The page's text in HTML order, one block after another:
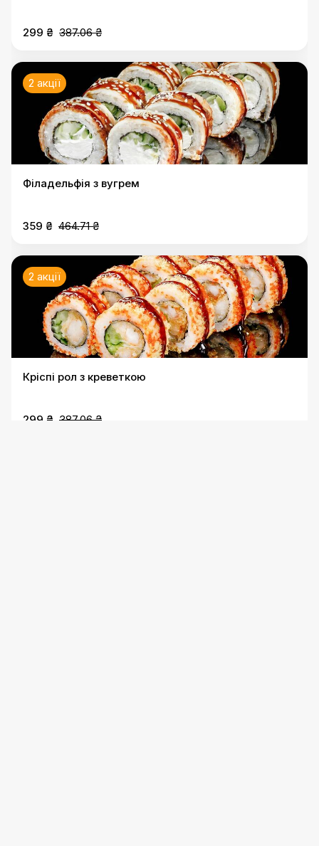
299 ₴ 387.06 ₴
2 акції
Філадельфія з вугрем
359 ₴ 464.71 ₴
2 акції
Кріспі рол з креветкою
299 ₴ 387.06 ₴